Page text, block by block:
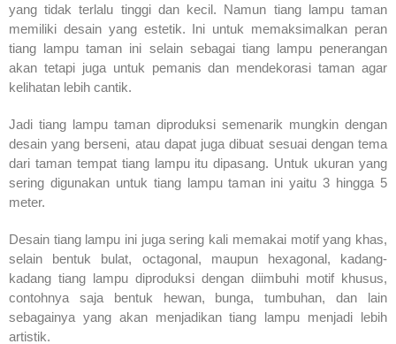
yang tidak terlalu tinggi dan kecil. Namun tiang lampu taman
memiliki desain yang estetik. Ini untuk memaksimalkan peran
tiang lampu taman ini selain sebagai tiang lampu penerangan
akan tetapi juga untuk pemanis dan mendekorasi taman agar
kelihatan lebih cantik.
Jadi tiang lampu taman diproduksi semenarik mungkin dengan
desain yang berseni, atau dapat juga dibuat sesuai dengan tema
dari taman tempat tiang lampu itu dipasang. Untuk ukuran yang
sering digunakan untuk tiang lampu taman ini yaitu 3 hingga 5
meter.
Desain tiang lampu ini juga sering kali memakai motif yang khas,
selain bentuk bulat, octagonal, maupun hexagonal, kadang-
kadang tiang lampu diproduksi dengan diimbuhi motif khusus,
contohnya saja bentuk hewan, bunga, tumbuhan, dan lain
sebagainya yang akan menjadikan tiang lampu menjadi lebih
artistik.